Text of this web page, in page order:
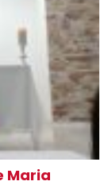
Maria